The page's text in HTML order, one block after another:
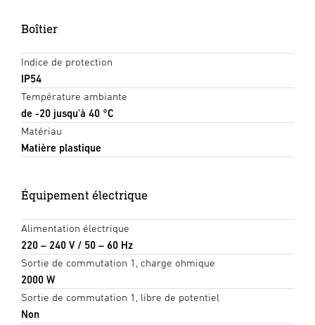
Boîtier
Indice de protection
IP54
Température ambiante
de -20 jusqu'à 40 °C
Matériau
Matière plastique
Équipement électrique
Alimentation électrique
220 – 240 V / 50 – 60 Hz
Sortie de commutation 1, charge ohmique
2000 W
Sortie de commutation 1, libre de potentiel
Non